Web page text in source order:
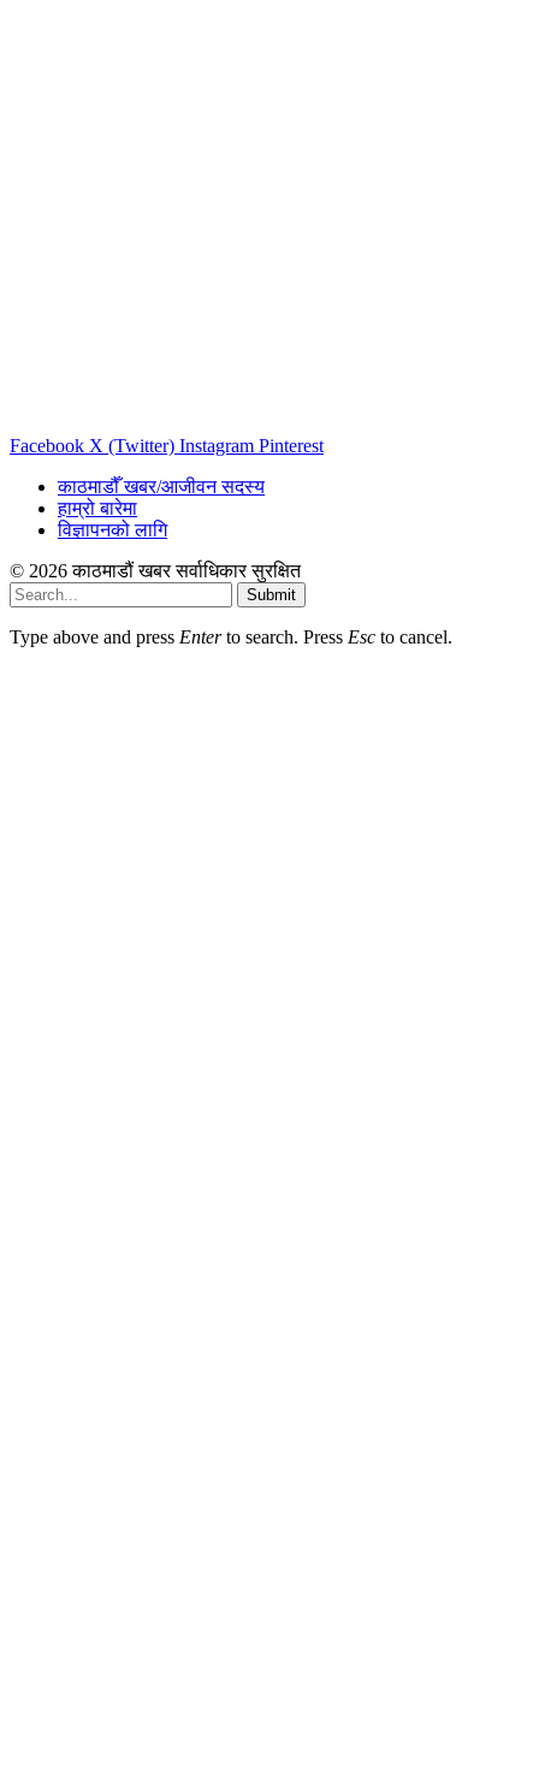
Facebook X (Twitter) Instagram Pinterest
काठमाडौँ खबर/आजीवन सदस्य
हाम्रो बारेमा
विज्ञापनको लागि
© 2026 काठमाडौं खबर सर्वाधिकार सुरक्षित
Submit
Type above and press Enterto search. Press Esc to cancel.